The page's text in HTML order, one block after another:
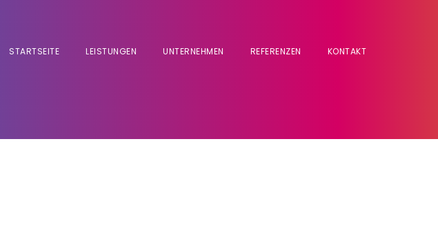
STARTSEITE LEISTUNGEN UNTERNEHMEN REFERENZEN KONTAKT